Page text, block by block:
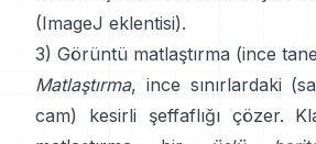
(ImageJ eklentisi).
3) Görüntü matlaştırma (ince
Matlaştırma, ince sınırlardaki
cam) kesirli şeffaflığı çözer.